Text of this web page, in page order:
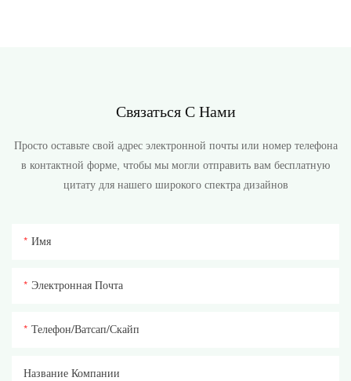
Связаться С Нами
Просто оставьте свой адрес электронной почты или номер телефона
в контактной форме, чтобы мы могли отправить вам бесплатную
цитату для нашего широкого спектра дизайнов
Имя
Электронная Почта
Телефон/ватсап/скайп
Название Компании